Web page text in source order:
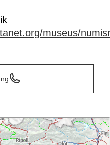
museus/